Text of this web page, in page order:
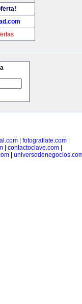
| fotografiate.com|
contactoclave.com
|